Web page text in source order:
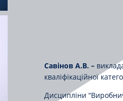
Савінов А.В. –
кваліфікаційної
Дисципліни